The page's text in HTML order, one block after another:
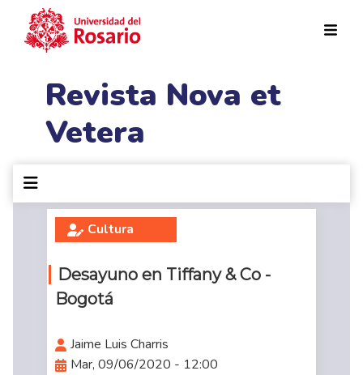
Revista Nova et
Vetera
Cultura
Desayuno en Tiffany & Co -
Bogotá
Jaime Luis Charris
Mar, 09/06/2020 - 12:00